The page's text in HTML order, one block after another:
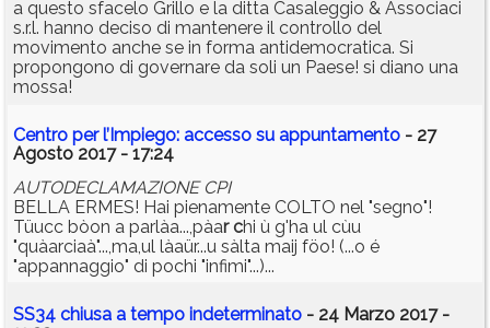
a questo sfacelo Grillo e la ditta Casaleggio & Associaci
s.r.l. hanno deciso di mantenere il controllo del
movimento anche se in forma antidemocratica. Si
propongono di governare da soli un Paese! si diano una
mossa!
Centro per l’Impiego: accesso su appuntamento - 27
Agosto 2017 - 17:24
AUTODECLAMAZIONE CPI
BELLA ERMES! Hai pienamente COLTO nel "segno"!
Tüucc bòon a parlàa...,pàar chi ù g'ha ul cùu
"quàarciaà"...,ma,ul làaür...u sàlta maij föo! (...o é
"appannaggio" di pochi "infimi"...)...
SS34 chiusa a tempo indeterminato - 24 Marzo 2017 -